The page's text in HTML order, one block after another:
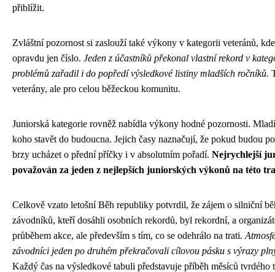
přiblížit.
Zvláštní pozornost si zaslouží také výkony v kategorii veteránů,
opravdu jen číslo. Jeden z účastníků překonal vlastní rekord v
problémů zařadil i do popředí výsledkové listiny mladších ročníků.
veterány, ale pro celou běžeckou komunitu.
Juniorská kategorie rovněž nabídla výkony hodné pozornosti.
koho stavět do budoucna. Jejich časy naznačují, že pokud budou
brzy ucházet o přední příčky i v absolutním pořadí. Nejrychlejší
považován za jeden z nejlepších juniorských výkonů na této
Celkově vzato letošní Běh republiky potvrdil, že zájem o silniční
závodníků, kteří dosáhli osobních rekordů, byl rekordní, a
průběhem akce, ale především s tím, co se odehrálo na trati.
závodníci jeden po druhém překračovali cílovou pásku s výrazy
Každý čas na výsledkové tabuli představuje příběh měsíců